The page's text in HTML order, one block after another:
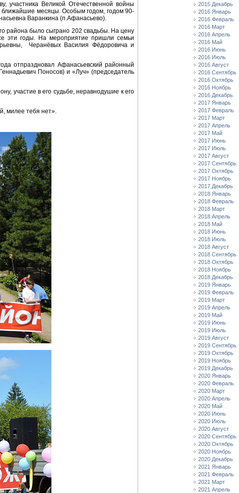
участника Великой Отечественной войны
ближайшие месяцы. Особым годом, годом 90-
Варанкина (п.Афанасьево).
района было сыграно 202 свадьбы. На цену
эти годы. На мероприятие пришли семьи
Черанёвых Василия Фёдоровича и
отпраздновал Афанасьевский районный
Поносов) и «Луч» (председатель
участие в его судьбе, неравнодушие к его
милее тебя нет».
2015 Декабрь
2016 Январь
2016 Февраль
2016 Март
2016 Апрель
2016 Май
2016 Июнь
2016 Июль
2016 Август
2016 Сентябрь
2016 Октябрь
2016 Ноябрь
2016 Декабрь
2017 Январь
2017 Февраль
2017 Март
2017 Апрель
2017 Май
2017 Июнь
2017 Июль
2017 Август
2017 Сентябрь
2017 Октябрь
2017 Ноябрь
2017 Декабрь
2018 Январь
2018 Февраль
2018 Март
2018 Апрель
2018 Май
2018 Июнь
2018 Июль
2018 Август
2018 Сентябрь
2018 Октябрь
2018 Ноябрь
2018 Декабрь
2019 Январь
2019 Февраль
2019 Март
2019 Апрель
2019 Май
2019 Июнь
2019 Июль
2019 Август
2019 Сентябрь
2019 Октябрь
2019 Ноябрь
2019 Декабрь
2020 Январь
2020 Февраль
2020 Март
2020 Апрель
2020 Май
2020 Июнь
2020 Июль
2020 Август
2020 Сентябрь
2020 Октябрь
2020 Ноябрь
2020 Декабрь
2021 Январь
2021 Февраль
2021 Март
2021 Апрель